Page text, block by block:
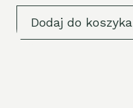
Dodaj do koszyka